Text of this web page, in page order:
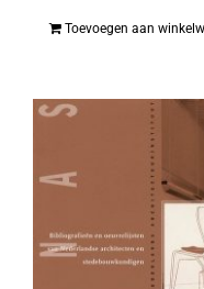
Toevoegen aan